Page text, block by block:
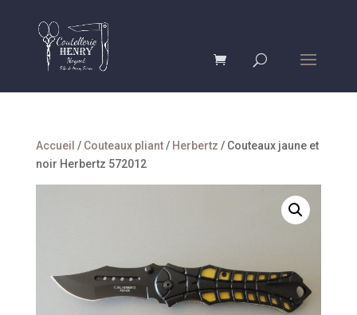
Accueil / Couteaux pliant/ Herbertz / Couteaux jaune et
noir Herbertz 572012